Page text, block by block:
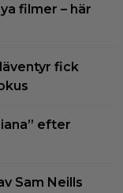
filmer – här
fick
efter
Sam Neills